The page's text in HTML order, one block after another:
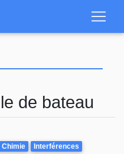
de bateau
Chimie Interférences